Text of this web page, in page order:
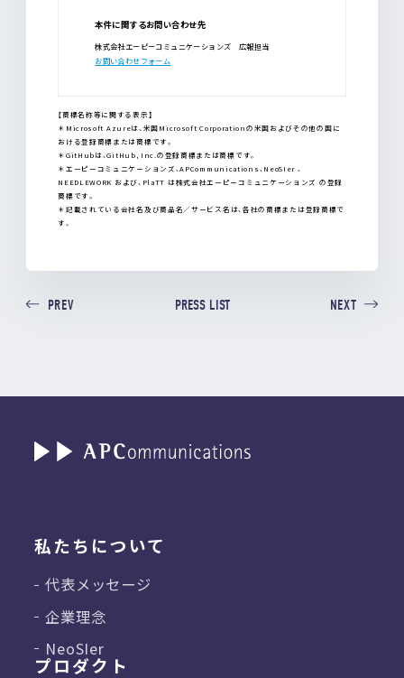
本件に関するお問い合わせ先
株式会社エーピーコミュニケーションズ 広報担当
お問い合わせフォーム
【商標名称等に関する表示】
＊Microsoft Azureは、米国Microsoft Corporationの米国およびその他の国に
おける登録商標または商標です。
＊GitHubは、GitHub, Inc.の登録商標または商標です。
＊エーピーコミュニケーションズ、APCommunications、NeoSIer 、
NEEDLEWORK および、PlaTT は株式会社エーピーコミュニケーションズ の登録
商標です。
＊記載されている会社名及び商品名／サービス名は、各社の商標または登録商標で
す。
PREV PRESS LIST NEXT
私たちについて
代表メッセージ
企業理念
NeoSIer
プロダクト